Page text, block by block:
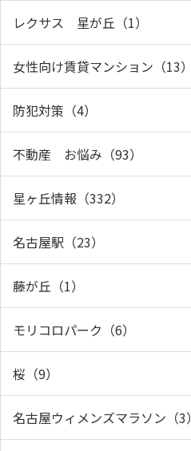
レクサス 星が丘（1）
女性向け賃貸マンション（13）
防犯対策（4）
不動産 お悩み（93）
星ヶ丘情報（332）
名古屋駅（23）
藤が丘（1）
モリコロパーク（6）
桜（9）
名古屋ウィメンズマラソン（3）